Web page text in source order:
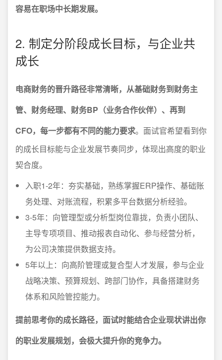
容易在职场中长期发展。
2. 制定分阶段成长目标，与企业共
成长
电商财务的晋升路径非常清晰，从基础财务到财务主
管、财务经理、财务BP（业务合作伙伴）、再到
CFO，每一步都有不同的能力要求。面试官希望看到你
的成长目标能与企业发展节奏同步，体现出高度的职业
契合度。
入职1-2年：夯实基础，熟练掌握ERP操作、基础账
务处理、对账流程，积累多平台数据分析经验。
3-5年：向管理型或分析型岗位靠拢，负责小团队、
主导专项项目、推动报表自动化、参与经营分析，
为公司决策提供数据支持。
5年以上：向高阶管理或复合型人才发展，参与企业
战略决策、预算规划、跨部门协作，具备搭建财务
体系和风险管控能力。
提前思考你的成长路径，面试时能结合企业现状讲出你
的职业发展规划，会极大提升你的竞争力。